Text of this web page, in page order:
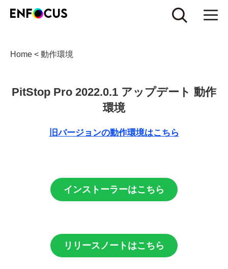
Home < 動作環境
PitStop Pro 2022.0.1 アップデート 動作
環境
旧バージョンの動作環境はこちら
インストーラーはこちら
リリースノートはこちら